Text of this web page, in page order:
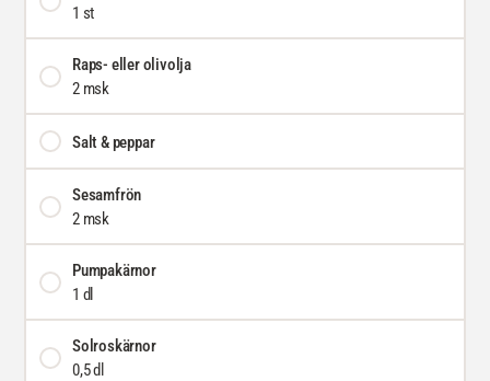
1 st
Raps- eller olivolja
2 msk
Salt & peppar
Sesamfrön
2 msk
Pumpakärnor
1 dl
Solroskärnor
0,5 dl